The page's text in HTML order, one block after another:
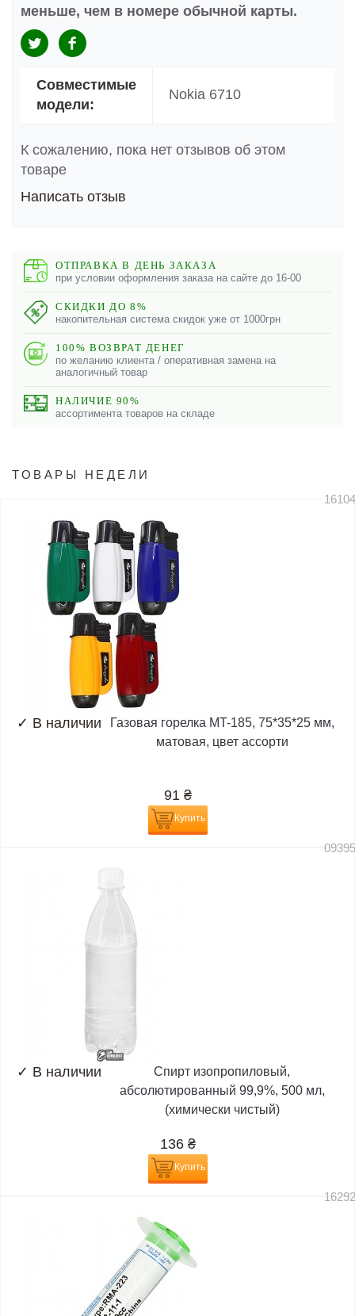
меньше, чем в номере обычной карты.
Совместимые
модели:
Nokia 6710
К сожалению, пока нет отзывов об этом
товаре
Написать отзыв
ОТПРАВКА В ДЕНЬ ЗАКАЗА
при условии оформления заказа на сайте до 16-00
СКИДКИ ДО 8%
накопительная система скидок уже от 1000грн
100% ВОЗВРАТ ДЕНЕГ
по желанию клиента / оперативная замена на
аналогичный товар
НАЛИЧИЕ 90%
ассортимента товаров на складе
ТОВАРЫ НЕДЕЛИ
✓ В наличии
Газовая горелка MT-185, 75*35*25 мм,
матовая, цвет ассорти
91 ₴
Купить
✓ В наличии
Спирт изопропиловый,
абсолютированный 99,9%, 500 мл,
(химически чистый)
136 ₴
Купить